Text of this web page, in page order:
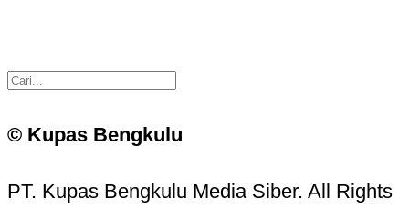
© Kupas Bengkulu
PT. Kupas Bengkulu Media Siber. All Rights